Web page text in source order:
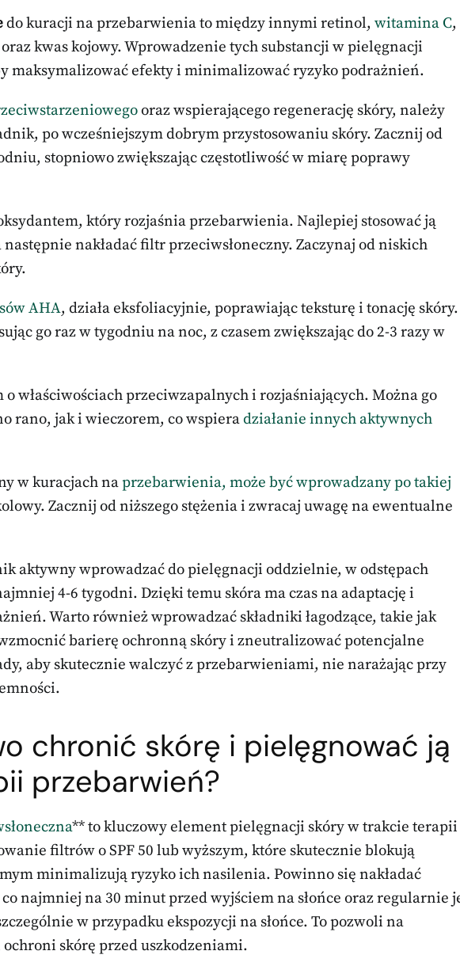
do kuracji na przebarwienia to między innymi retinol, witamina C,
kwas kojowy. Wprowadzenie tych substancji w pielęgnacji
maksymalizować efekty i minimalizować ryzyko podrażnień.
oraz wspierającego regenerację skóry, należy
po wcześniejszym dobrym przystosowaniu skóry. Zacznij od
stopniowo zwiększając częstotliwość w miarę poprawy
który rozjaśnia przebarwienia. Najlepiej stosować ją
następnie nakładać filtr przeciwsłoneczny. Zaczynaj od niskich
AHA, działa eksfoliacyjnie, poprawiając teksturę i tonację skóry.
go raz w tygodniu na noc, z czasem zwiększając do 2-3 razy w
właściwościach przeciwzapalnych i rozjaśniających. Można go
rano, jak i wieczorem, co wspieradziałanie innych aktywnych
w kuracjach naprzebarwienia, może być wprowadzany po takiej
Zacznij od niższego stężenia i zwracaj uwagę na ewentualne
aktywny wprowadzać do pielęgnacji oddzielnie, w odstępach
4-6 tygodni. Dzięki temu skóra ma czas na adaptację i
Warto również wprowadzać składniki łagodzące, takie jak
barierę ochronną skóry i zneutralizować potencjalne
aby skutecznie walczyć z przebarwieniami, nie narażając przy
chronić skórę i pielęgnować ją
przebarwień?
** to kluczowy element pielęgnacji skóry w trakcie terapii
filtrów o SPF 50 lub wyższym, które skutecznie blokują
minimalizują ryzyko ich nasilenia. Powinno się nakładać
najmniej na 30 minut przed wyjściem na słońce oraz regularnie
w przypadku ekspozycji na słońce. To pozwoli na
skórę przed uszkodzeniami.